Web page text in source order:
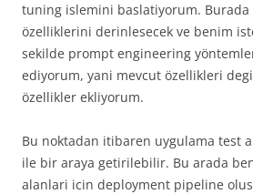
tuning islemini baslatiyorum. Burada
özelliklerini derinlesecek ve benim
sekilde prompt engineering
ediyorum, yani mevcut özellikleri
özellikler ekliyorum.
Bu noktadan itibaren uygulama test
ile bir araya getirilebilir. Bu arada
alanlari icin deployment pipeline